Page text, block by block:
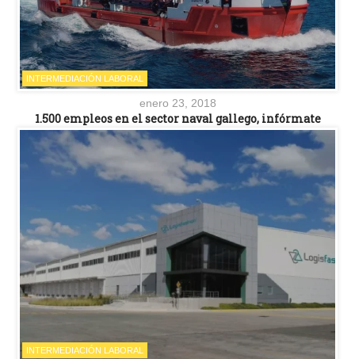
INTERMEDIACIÓN LABORAL
enero 23, 2018
1.500 empleos en el sector naval gallego, infórmate
INTERMEDIACIÓN LABORAL